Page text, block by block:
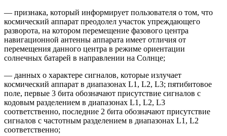
— признака, который информирует пользователя о том, что
космический аппарат преодолел участок упреждающего
разворота, на котором перемещение фазового центра
навигационной антенны аппарата имеет отличия от
перемещения данного центра в режиме ориентации
солнечных батарей в направлении на Солнце;
— данных о характере сигналов, которые излучает
космический аппарат в диапазонах L1, L2, L3; пятибитовое
поле, первые 3 бита обозначают присутствие сигналов с
кодовым разделением в диапазонах L1, L2, L3
соответственно, последние 2 бита обозначают присутствие
сигналов с частотным разделением в диапазонах L1, L2
соответственно;